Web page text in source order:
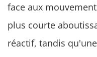
face aux
plus courte
réactif, tandis